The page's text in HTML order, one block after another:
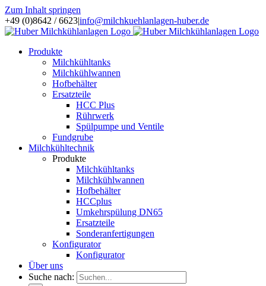
Zum Inhalt springen
+49 (0)8642 / 6623|info@milchkuehlanlagen-huber.de
Produkte
Milchkühltanks
Milchkühlwannen
Hofbehälter
Ersatzteile
HCC Plus
Rührwerk
Spülpumpe und Ventile
Fundgrube
Milchkühltechnik
Produkte
Milchkühltanks
Milchkühlwannen
Hofbehälter
HCCplus
Umkehrspülung DN65
Ersatzteile
Sonderanfertigungen
Konfigurator
Konfigurator
Über uns
Suche nach: